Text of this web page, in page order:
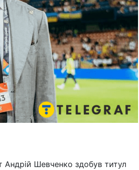
Андрій Шевченко здобув титул